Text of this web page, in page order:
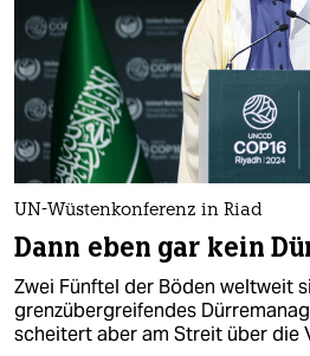
kultur
sport
berlin
nord
wahrheit
verlag
verlag
UN-Wüstenkonferenz in Riad
Dann eben gar kein
Zwei Fünftel der Böden weltweit
grenzübergreifendes
scheitert aber am Streit über die